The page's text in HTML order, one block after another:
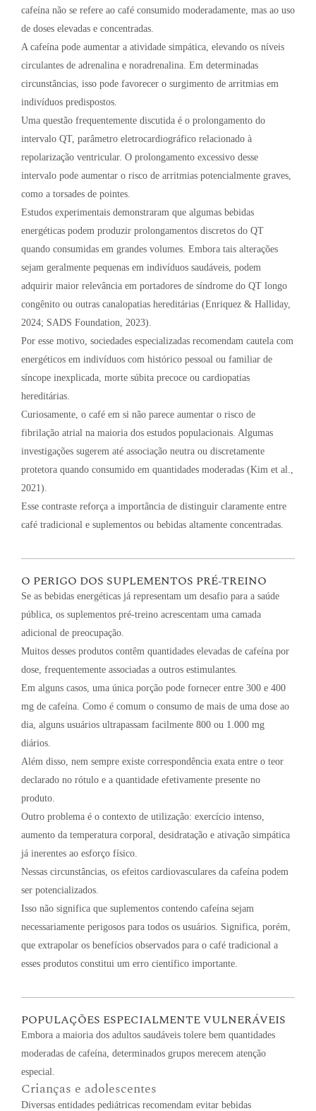
cafeína não se refere ao café consumido moderadamente, mas ao uso
de doses elevadas e concentradas.
A cafeína pode aumentar a atividade simpática, elevando os níveis
circulantes de adrenalina e noradrenalina. Em determinadas
circunstâncias, isso pode favorecer o surgimento de arritmias em
indivíduos predispostos.
Uma questão frequentemente discutida é o prolongamento do
intervalo QT, parâmetro eletrocardiográfico relacionado à
repolarização ventricular. O prolongamento excessivo desse
intervalo pode aumentar o risco de arritmias potencialmente graves,
como a torsades de pointes.
Estudos experimentais demonstraram que algumas bebidas
energéticas podem produzir prolongamentos discretos do QT
quando consumidas em grandes volumes. Embora tais alterações
sejam geralmente pequenas em indivíduos saudáveis, podem
adquirir maior relevância em portadores de síndrome do QT longo
congênito ou outras canalopatias hereditárias (Enriquez & Halliday,
2024; SADS Foundation, 2023).
Por esse motivo, sociedades especializadas recomendam cautela com
energéticos em indivíduos com histórico pessoal ou familiar de
síncope inexplicada, morte súbita precoce ou cardiopatias
hereditárias.
Curiosamente, o café em si não parece aumentar o risco de
fibrilação atrial na maioria dos estudos populacionais. Algumas
investigações sugerem até associação neutra ou discretamente
protetora quando consumido em quantidades moderadas (Kim et al.,
2021).
Esse contraste reforça a importância de distinguir claramente entre
café tradicional e suplementos ou bebidas altamente concentradas.
O PERIGO DOS SUPLEMENTOS PRÉ-TREINO
Se as bebidas energéticas já representam um desafio para a saúde
pública, os suplementos pré-treino acrescentam uma camada
adicional de preocupação.
Muitos desses produtos contêm quantidades elevadas de cafeína por
dose, frequentemente associadas a outros estimulantes.
Em alguns casos, uma única porção pode fornecer entre 300 e 400
mg de cafeína. Como é comum o consumo de mais de uma dose ao
dia, alguns usuários ultrapassam facilmente 800 ou 1.000 mg
diários.
Além disso, nem sempre existe correspondência exata entre o teor
declarado no rótulo e a quantidade efetivamente presente no
produto.
Outro problema é o contexto de utilização: exercício intenso,
aumento da temperatura corporal, desidratação e ativação simpática
já inerentes ao esforço físico.
Nessas circunstâncias, os efeitos cardiovasculares da cafeína podem
ser potencializados.
Isso não significa que suplementos contendo cafeína sejam
necessariamente perigosos para todos os usuários. Significa, porém,
que extrapolar os benefícios observados para o café tradicional a
esses produtos constitui um erro científico importante.
POPULAÇÕES ESPECIALMENTE VULNERÁVEIS
Embora a maioria dos adultos saudáveis tolere bem quantidades
moderadas de cafeína, determinados grupos merecem atenção
especial.
Crianças e adolescentes
Diversas entidades pediátricas recomendam evitar bebidas